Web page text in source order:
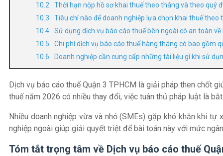
Thời hạn nộp hồ sơ khai thuế theo tháng và theo quý
Tiêu chí nào để doanh nghiệp lựa chọn khai thuế theo
Sử dụng dịch vụ báo cáo thuế bên ngoài có an toàn
Chi phí dịch vụ báo cáo thuế hàng tháng có bao gồm
Doanh nghiệp cần cung cấp những tài liệu gì khi sử
Dịch vụ báo cáo thuế Quận 3 TPHCM là giải pháp then chốt
thuế năm 2026 có nhiều thay đổi, việc tuân thủ pháp luật là
Nhiều doanh nghiệp vừa và nhỏ (SMEs) gặp khó khăn khi
nghiệp ngoài giúp giải quyết triệt để bài toán này với mức
Tóm tắt trọng tâm về Dịch vụ báo cáo thuế